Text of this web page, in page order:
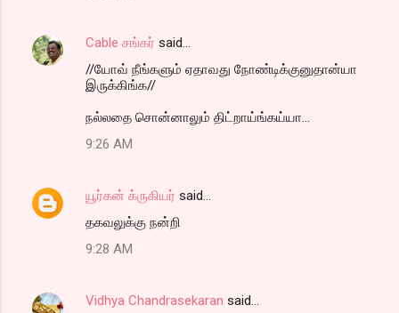
Cable சங்கர் said…
//யோவ் நீங்களும் ஏதாவது நோண்டிக்குனுதான்யா
இருக்கிங்க//
நல்லதை சொன்னாலும் திட்றாய்ங்கய்யா...
9:26 AM
யூர்கன் க்ருகியர் said…
தகவலுக்கு நன்றி
9:28 AM
Vidhya Chandrasekaran said…